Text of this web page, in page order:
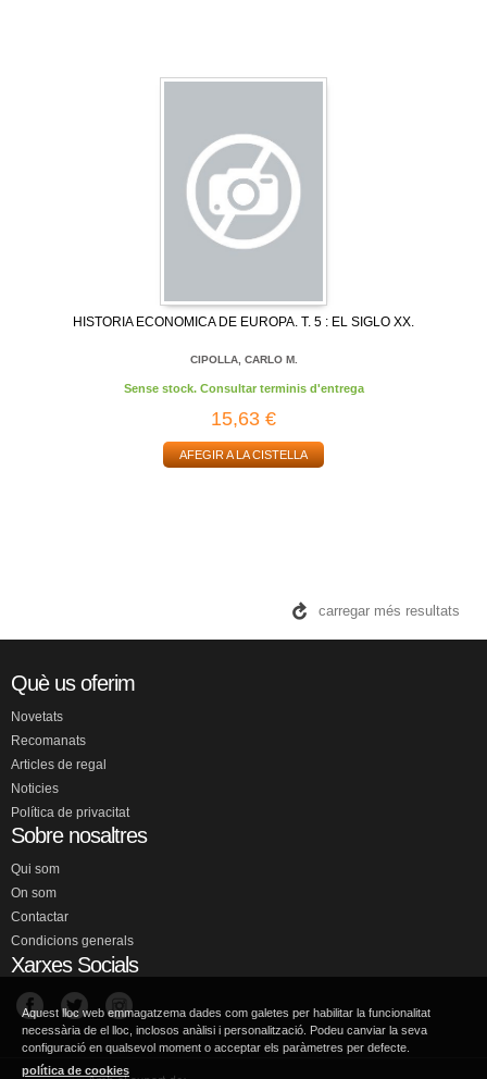
HISTORIA ECONOMICA DE EUROPA. T. 5 : EL SIGLO XX.
CIPOLLA, CARLO M.
Sense stock. Consultar terminis d'entrega
15,63 €
AFEGIR A LA CISTELLA
carregar més resultats
Què us oferim
Novetats
Recomanats
Articles de regal
Noticies
Política de privacitat
Sobre nosaltres
Qui som
On som
Contactar
Condicions generals
Xarxes Socials
Aquest lloc web emmagatzema dades com galetes per habilitar la funcionalitat
necessària de el lloc, inclosos anàlisi i personalització. Podeu canviar la seva
configuració en qualsevol moment o acceptar els paràmetres per defecte.
política de cookies